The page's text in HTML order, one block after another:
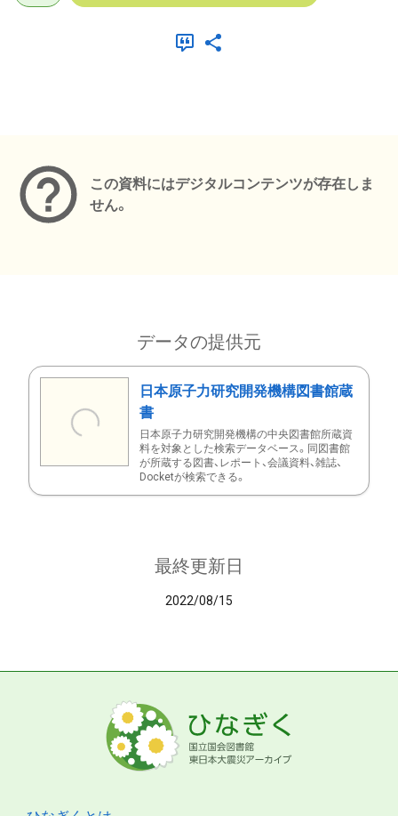
この資料にはデジタルコンテンツが存在しま
せん。
データの提供元
日本原子力研究開発機構図書館蔵
書
日本原子力研究開発機構の中央図書館所蔵資
料を対象とした検索データベース。同図書館
が所蔵する図書、レポート、会議資料、雑誌、
Docketが検索できる。
最終更新日
2022/08/15